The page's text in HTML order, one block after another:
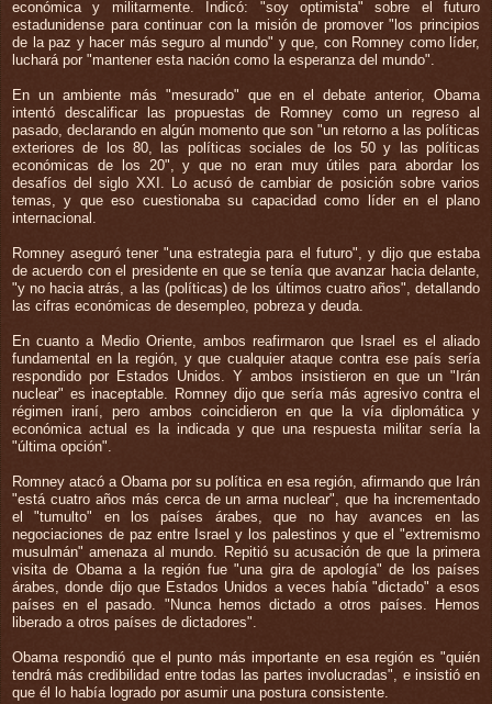
económica y militarmente. Indicó: "soy optimista" sobre el futuro
estadunidense para continuar con la misión de promover "los principios
de la paz y hacer más seguro al mundo" y que, con Romney como líder,
luchará por "mantener esta nación como la esperanza del mundo".
En un ambiente más "mesurado" que en el debate anterior, Obama
intentó descalificar las propuestas de Romney como un regreso al
pasado, declarando en algún momento que son "un retorno a las políticas
exteriores de los 80, las políticas sociales de los 50 y las políticas
económicas de los 20", y que no eran muy útiles para abordar los
desafíos del siglo XXI. Lo acusó de cambiar de posición sobre varios
temas, y que eso cuestionaba su capacidad como líder en el plano
internacional.
Romney aseguró tener "una estrategia para el futuro", y dijo que estaba
de acuerdo con el presidente en que se tenía que avanzar hacia delante,
"y no hacia atrás, a las (políticas) de los últimos cuatro años", detallando
las cifras económicas de desempleo, pobreza y deuda.
En cuanto a Medio Oriente, ambos reafirmaron que Israel es el aliado
fundamental en la región, y que cualquier ataque contra ese país sería
respondido por Estados Unidos. Y ambos insistieron en que un "Irán
nuclear" es inaceptable. Romney dijo que sería más agresivo contra el
régimen iraní, pero ambos coincidieron en que la vía diplomática y
económica actual es la indicada y que una respuesta militar sería la
"última opción".
Romney atacó a Obama por su política en esa región, afirmando que Irán
"está cuatro años más cerca de un arma nuclear", que ha incrementado
el "tumulto" en los países árabes, que no hay avances en las
negociaciones de paz entre Israel y los palestinos y que el "extremismo
musulmán" amenaza al mundo. Repitió su acusación de que la primera
visita de Obama a la región fue "una gira de apología" de los países
árabes, donde dijo que Estados Unidos a veces había "dictado" a esos
países en el pasado. "Nunca hemos dictado a otros países. Hemos
liberado a otros países de dictadores".
Obama respondió que el punto más importante en esa región es "quién
tendrá más credibilidad entre todas las partes involucradas", e insistió en
que él lo había logrado por asumir una postura consistente.